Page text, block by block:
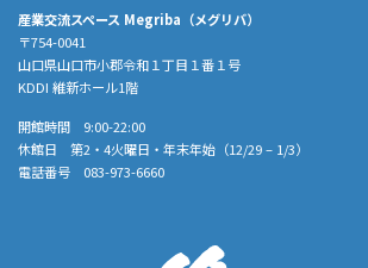
産業交流スペース Megriba（メグリバ）
〒754-0041
山口県山口市小郡令和１丁目１番１号
KDDI 維新ホール1階
開館時間 9:00-22:00
休館日 第2・4火曜日・年末年始（12/29 – 1/3）
電話番号 083-973-6660